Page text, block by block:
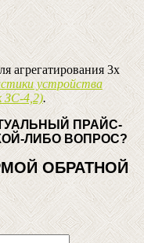
агрегатирования 3х
устройства
ЗС-4,2).
ПРАЙС-
ЛИБО ВОПРОС?
ОБРАТНОЙ